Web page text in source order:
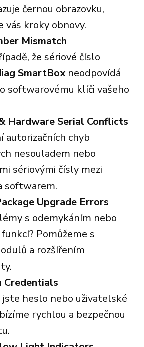
černou obrazovku,
vás kroky obnovy.
Mismatch
že sériové číslo
SmartBoxneodpovídá
softwarovému klíči vašeho
Hardware Serial Conflicts
autorizačních chyb
nesouladem nebo
sériovými čísly mezi
softwarem.
Upgrade Errors
s odemykáním nebo
Pomůžeme s
a rozšířením
Credentials
heslo nebo uživatelské
rychlou a bezpečnou